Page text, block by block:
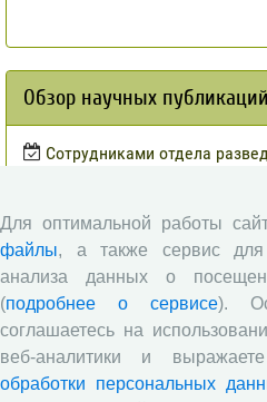
Обзор научных публикаций
Сотрудниками отдела
производителей голштинской
популяции Вологодской
традиционным методом
Опубликованы результаты
питательной ценности
Вологодской области
Научными сотрудниками
Для оптимальной работы
файлы, а также сервис для
анализа данных о
(подробнее о сервисе).
соглашаетесь на
веб-аналитики и
обработки персональных